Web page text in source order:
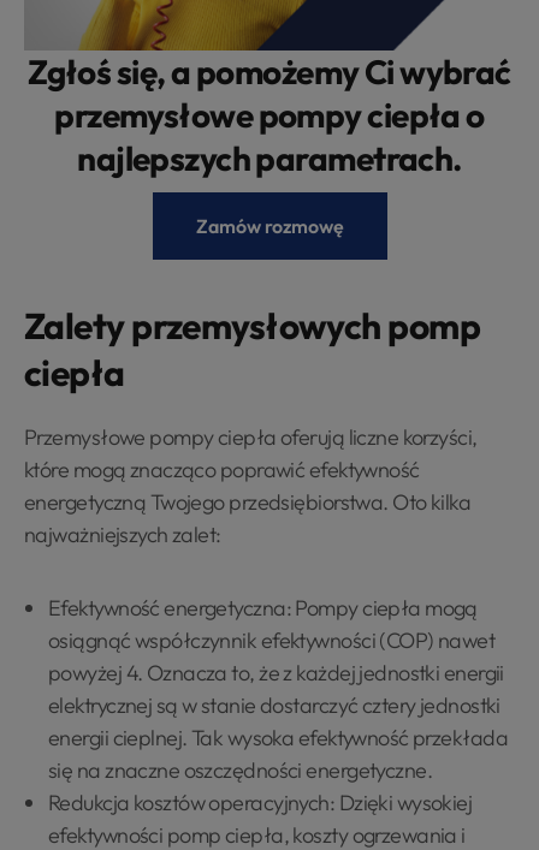
Zgłoś się, a pomożemy Ci wybrać
przemysłowe pompy ciepła o
najlepszych parametrach.
Zamów rozmowę
Zalety przemysłowych pomp
ciepła
Przemysłowe pompy ciepła oferują liczne korzyści,
które mogą znacząco poprawić efektywność
energetyczną Twojego przedsiębiorstwa. Oto kilka
najważniejszych zalet:
Efektywność energetyczna: Pompy ciepła mogą
osiągnąć współczynnik efektywności (COP) nawet
powyżej 4. Oznacza to, że z każdej jednostki energii
elektrycznej są w stanie dostarczyć cztery jednostki
energii cieplnej. Tak wysoka efektywność przekłada
się na znaczne oszczędności energetyczne.
Redukcja kosztów operacyjnych: Dzięki wysokiej
efektywności pomp ciepła, koszty ogrzewania i